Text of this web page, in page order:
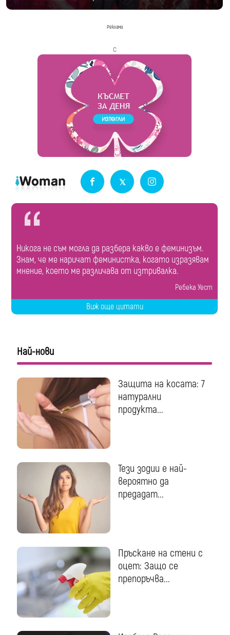
Реклама
с
Никога не съм могла да разбера какво е феминизъм.
Знам, че ме наричат феминистка, когато изразявам
мнение, което ме различава от изтривалка.
Ребека Уест
Виж още цитати
Най-нови
Защита на косата: 7
натурални
продукта...
Тези зодии е най-
вероятно да
предадат...
Пръскане на стени с
оцет: Защо се
препоръчва...